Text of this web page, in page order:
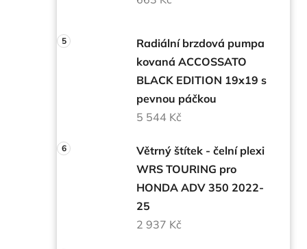
Radiální brzdová pumpa
kovaná ACCOSSATO
BLACK EDITION 19x19 s
pevnou páčkou
5 544 Kč
Větrný štítek - čelní plexi
WRS TOURING pro
HONDA ADV 350 2022-
25
2 937 Kč